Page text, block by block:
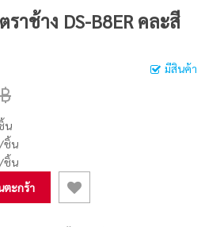
ราช้าง DS-B8ER คละสี
มีสินค้า
น
ชิ้น
ชิ้น
ตะกร้า